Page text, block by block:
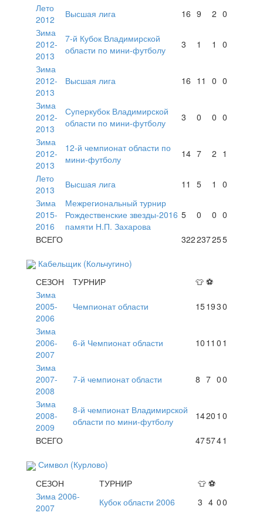
Лето
2012
Высшая лига 16 9 2 0
Зима
2012-
2013
7-й Кубок Владимирской
области по мини-футболу
3 1 1 0
Зима
2012-
2013
Высшая лига 16 11 0 0
Зима
2012-
2013
Суперкубок Владимирской
области по мини-футболу
3 0 0 0
Зима
2012-
2013
12-й чемпионат области по
мини-футболу
14 7 2 1
Лето
2013
Высшая лига 11 5 1
0
Зима
2015-
2016
Межрегиональный турнир
Рождественские звезды-2016
памяти Н.П. Захарова
5 0 0 0
ВСЕГО 322237255
Кабельщик (Кольчугино)
СЕЗОН
ТУРНИР 👕 ⚽
Зима
2005-
2006
Чемпионат области 151930
Зима
2006-
2007
6-й Чемпионат области 10 11 0 1
Зима
2007-
2008
7-й чемпионат области 8 7 00
Зима
2008-
2009
8-й чемпионат Владимирской
области по мини-футболу
1420 1 0
ВСЕГО 475741
Символ (Курлово)
СЕЗОН
ТУРНИР 👕 ⚽
Зима 2006-
2007
Кубок области 2006 3 4 00